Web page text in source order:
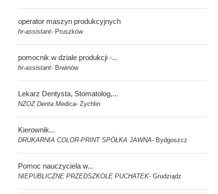
operator maszyn produkcyjnych
hr-assistant- Pruszków
pomocnik w dziale produkcji -...
hr-assistant- Brwinów
Lekarz Dentysta, Stomatolog,...
NZOZ Denta Medica-Żychlin
Kierownik...
DRUKARNIA COLOR-PRINT SPÓŁKA JAWNA- Bydgoszcz
Pomoc nauczyciela w...
NIEPUBLICZNE PRZEDSZKOLE PUCHATEK-Grudziądz